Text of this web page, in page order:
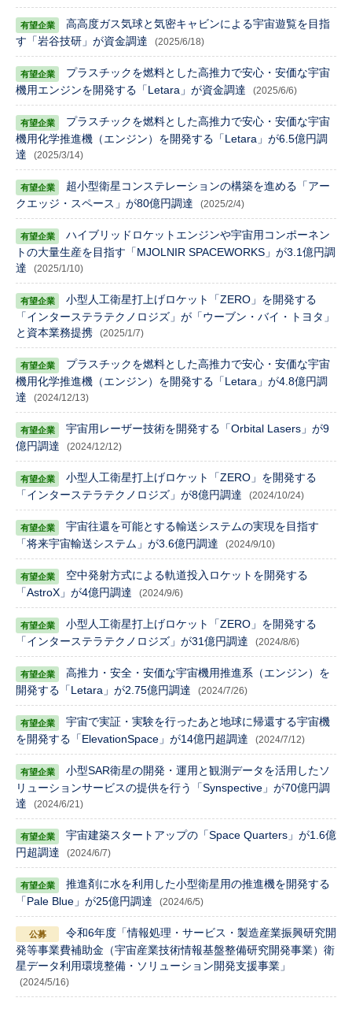
高高度ガス気球と気密キャビンによる宇宙遊覧を目指
す「岩谷技研」が資金調達
(2025/6/18)
プラスチックを燃料とした高推力で安心・安価な宇宙
機用エンジンを開発する「Letara」が資金調達
(2025/6/6)
プラスチックを燃料とした高推力で安心・安価な宇宙
機用化学推進機（エンジン）を開発する「Letara」が6.5億円調
達
(2025/3/14)
超小型衛星コンステレーションの構築を進める「アー
クエッジ・スペース」が80億円調達
(2025/2/4)
ハイブリッドロケットエンジンや宇宙用コンポーネン
トの大量生産を目指す「MJOLNIR SPACEWORKS」が3.1億円調
達
(2025/1/10)
小型人工衛星打上げロケット「ZERO」を開発する
「インターステラテクノロジズ」が「ウーブン・バイ・トヨタ」
と資本業務提携
(2025/1/7)
プラスチックを燃料とした高推力で安心・安価な宇宙
機用化学推進機（エンジン）を開発する「Letara」が4.8億円調
達
(2024/12/13)
宇宙用レーザー技術を開発する「Orbital Lasers」が9
億円調達
(2024/12/12)
小型人工衛星打上げロケット「ZERO」を開発する
「インターステラテクノロジズ」が8億円調達
(2024/10/24)
宇宙往還を可能とする輸送システムの実現を目指す
「将来宇宙輸送システム」が3.6億円調達
(2024/9/10)
空中発射方式による軌道投入ロケットを開発する
「AstroX」が4億円調達
(2024/9/6)
小型人工衛星打上げロケット「ZERO」を開発する
「インターステラテクノロジズ」が31億円調達
(2024/8/6)
高推力・安全・安価な宇宙機用推進系（エンジン）を
開発する「Letara」が2.75億円調達
(2024/7/26)
宇宙で実証・実験を行ったあと地球に帰還する宇宙機
を開発する「ElevationSpace」が14億円超調達
(2024/7/12)
小型SAR衛星の開発・運用と観測データを活用したソ
リューションサービスの提供を行う「Synspective」が70億円調
達
(2024/6/21)
宇宙建築スタートアップの「Space Quarters」が1.6億
円超調達
(2024/6/7)
推進剤に水を利用した小型衛星用の推進機を開発する
「Pale Blue」が25億円調達
(2024/6/5)
令和6年度「情報処理・サービス・製造産業振興研究開
発等事業費補助金（宇宙産業技術情報基盤整備研究開発事業）衛
星データ利用環境整備・ソリューション開発支援事業」
(2024/5/16)